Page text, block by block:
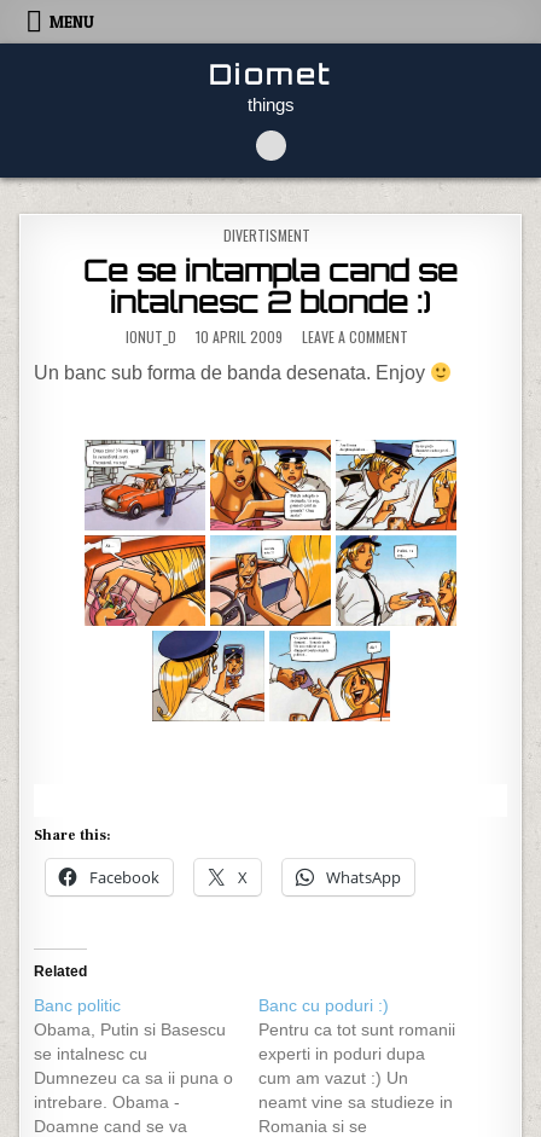
Skip to content
MENU
Diomet
things
POSTED IN
DIVERTISMENT
Ce se intampla cand se
intalnesc 2 blonde :)
IONUT_D 10 APRIL 2009 LEAVE A COMMENTON CE SE INTAMPLA
Un banc sub forma de banda desenata. Enjoy
Share this:
Facebook X WhatsApp
Related
Banc politic
Obama, Putin si Basescu
se intalnesc cu
Dumnezeu ca sa ii puna o
intrebare. Obama -
Doamne cand se va
Banc cu poduri :)
Pentru ca tot sunt romanii
experti in poduri dupa
cum am vazut :) Un
neamt vine sa studieze in
Romania si se